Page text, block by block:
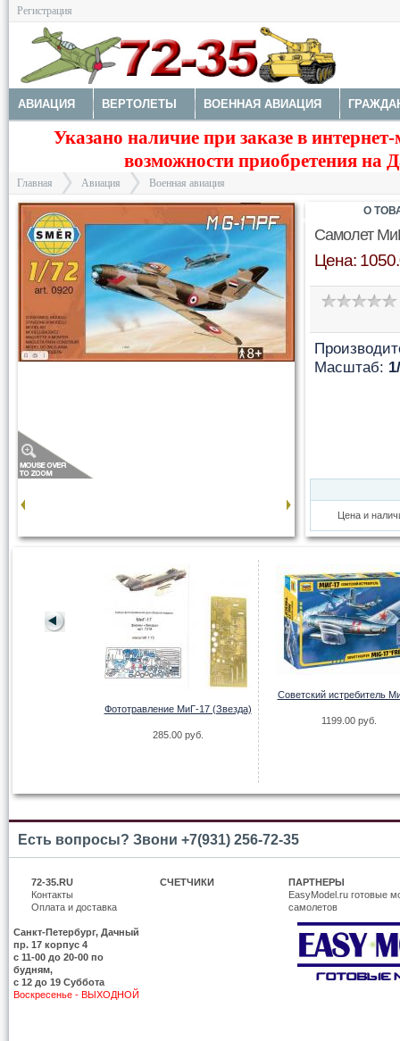
Регистрация
АВИАЦИЯ ВЕРТОЛЕТЫ ВОЕННАЯ АВИАЦИЯ
МОДЕЛИ КОРАБЛЕЙ И ПОДЛОДОК КОСМОС ЗДАНИЯ,
Указано наличие при заказе в
возможности приобретения на
Главная
>
Авиация
>
Военная авиация
Самолет
Цена:
Масштаб:
Цена и
О
Фототравление МиГ-17 (Звезда)
285.00 руб.
Советский истребитель
1199.00 руб.
Есть вопросы? Звони +7(931) 256-72-35
72-35.RU
Контакты
Оплата и доставка
Санкт-Петербург, Дачный
пр. 17 корпус 4
c 11-00 до 20-00 по
будням,
с 12 до 19 Суббота
Воскресенье - ВЫХОДНОЙ
СЧЕТЧИКИ
ПАРТНЕРЫ
EasyModel.ru готовые
самолетов